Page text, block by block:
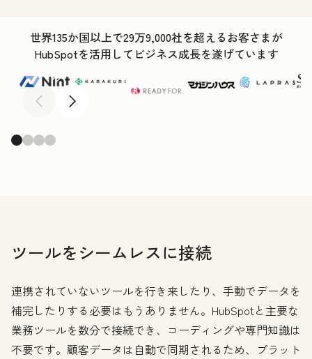
世界135か国以上で29万9,000社を超えるお客さまが
HubSpotを活用してビジネス成長を遂げています
前へ 次へ
ツールをシームレスに接続
連携されていないツールを行き来したり、手動でデータを
補完したりする必要はもうありません。HubSpotと主要な
業務ツールを数分で接続でき、コーディングや専門知識は
不要です。顧客データは自動で同期されるため、プラット